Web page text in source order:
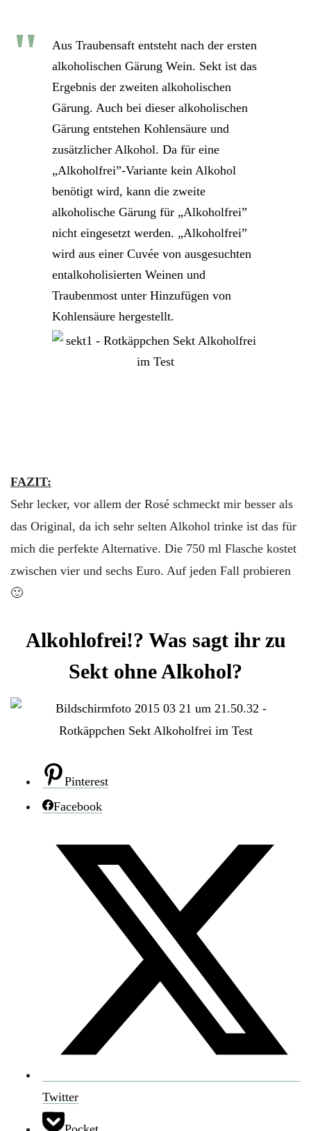
Aus Traubensaft entsteht nach der ersten
alkoholischen Gärung Wein. Sekt ist das
Ergebnis der zweiten alkoholischen
Gärung. Auch bei dieser alkoholischen
Gärung entstehen Kohlensäure und
zusätzlicher Alkohol. Da für eine
„Alkoholfrei”-Variante kein Alkohol
benötigt wird, kann die zweite
alkoholische Gärung für „Alkoholfrei”
nicht eingesetzt werden. „Alkoholfrei”
wird aus einer Cuvée von ausgesuchten
entalkoholisierten Weinen und
Traubenmost unter Hinzufügen von
Kohlensäure hergestellt.
FAZIT:
Sehr lecker, vor allem der Rosé schmeckt mir besser als
das Original, da ich sehr selten Alkohol trinke ist das für
mich die perfekte Alternative. Die 750 ml Flasche kostet
zwischen vier und sechs Euro. Auf jeden Fall probieren
🙂
Alkohlofrei!? Was sagt ihr zu
Sekt ohne Alkohol?
Pinterest
Facebook
Twitter